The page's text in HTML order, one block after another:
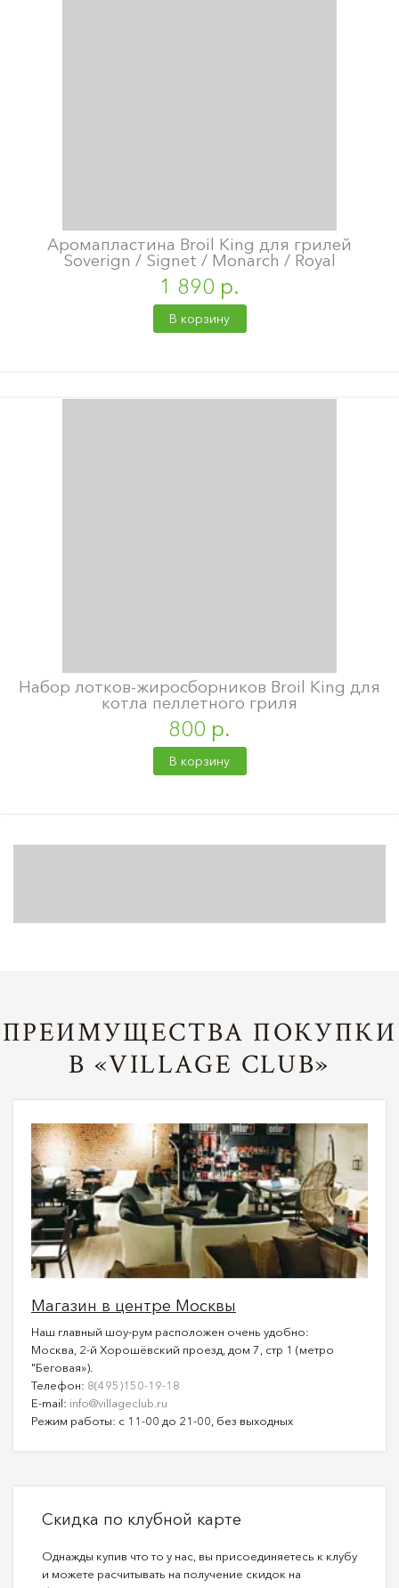
Аромапластина Broil King для грилей
Soverign / Signet / Monarch / Royal
1 890 р.
В корзину
Набор лотков-жиросборников Broil King для
котла пеллетного гриля
800 р.
В корзину
ПРЕИМУЩЕСТВА ПОКУПКИ
В «VILLAGE CLUB»
Магазин в центре Москвы
Наш главный шоу-рум расположен очень удобно:
Москва, 2-й Хорошёвский проезд, дом 7, стр 1 (метро
"Беговая»).
Телефон: 8(495)150-19-18
E-mail: info@villageclub.ru
Режим работы: с 11-00 до 21-00, без выходных
Скидка по клубной карте
Однажды купив что то у нас, вы присоединяетесь к клубу
и можете расчитывать на получение скидок на